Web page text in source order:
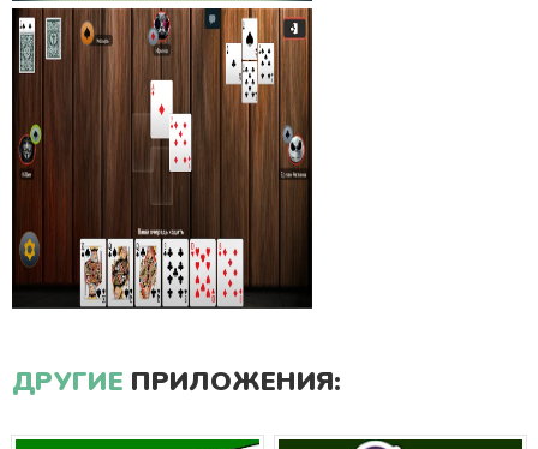
ДРУГИЕ ПРИЛОЖЕНИЯ: